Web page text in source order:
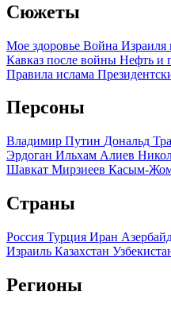
Сюжеты
Мое здоровье Война Израиля
Кавказ после войны Нефть и
Правила ислама
Персоны
Владимир Путин Дональд
Эрдоган Ильхам Алиев
Шавкат Мирзиеев Касым-
Страны
Россия Турция Иран
Израиль Казахстан
Регионы